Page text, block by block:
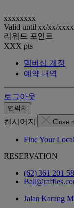
xxxxxxxx
Valid until xx/xx/xxxx
리워드 포인트
XXX pts
멤버십 계정
예약 내역
로그아웃
연락처
컨시어지 Close
Find Your
RESERVATION
(62) 361 201
Jalan Karang